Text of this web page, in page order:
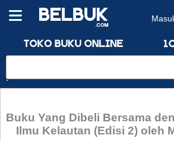
Buku Yang Dibeli Bersama
Ilmu Kelautan (Edisi 2) oleh